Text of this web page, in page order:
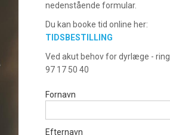
nedenstående formular.
Du kan booke tid online her:
TIDSBESTILLING
Ved akut behov for dyrlæge -
97 17 50 40
Fornavn
Efternavn